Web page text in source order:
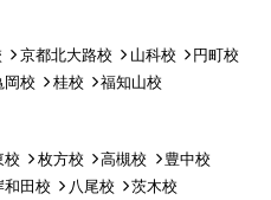
京都北大路校 山科校
円町校
岡校 桂校 福知山校
校 枚方校 高槻校
豊中校
和田校 八尾校
茨木校